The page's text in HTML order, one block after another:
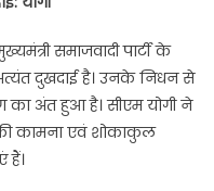
समाजवादी पार्टी के
दुखदाई है। उनके निधन से
का अंत हुआ है। सीएम योगी ने
कामना एवं शोकाकुल
हैं।